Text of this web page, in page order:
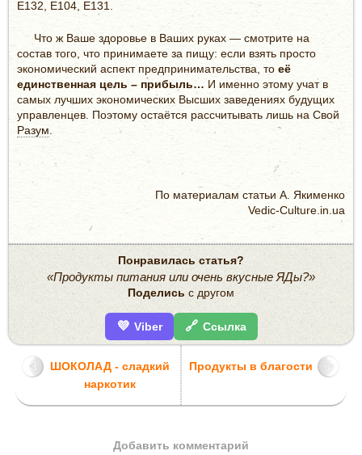
Е132, E104, Е131.
Что ж Ваше здоровье в Ваших руках — смотрите на
состав того, что принимаете за пищу: если взять просто
экономический аспект предпринимательства, то её
единственная цель – прибыль… И именно этому учат в
самых лучших экономических Высших заведениях будущих
управленцев. Поэтому остаётся рассчитывать лишь на Свой
Разум
По материалам статьи А. Якименко
Vedic-Culture.in.ua
Понравилась статья?
«Продукты питания или очень вкусные ЯДы?»
Поделись с другом
💜 Viber 🔗 Ссылка
ШОКОЛАД - сладкий
наркотик
Продукты в благости
Добавить комментарий